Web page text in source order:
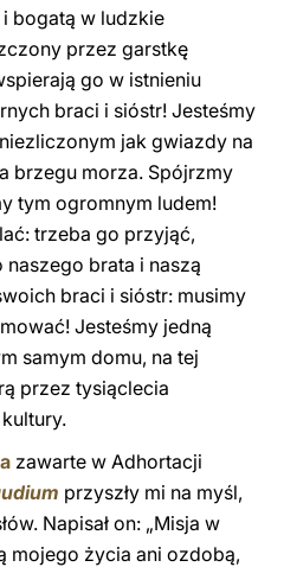
bogatą w ludzkie
przez garstkę
go w istnieniu
braci i sióstr! Jesteśmy
jak gwiazdy na
brzegu morza. Spójrzmy
tym ogromnym ludem!
trzeba go przyjąć,
brata i naszą
braci i sióstr: musimy
Jesteśmy jedną
samym domu, na tej
przez tysiąclecia
zawarte w Adhortacji
przyszły mi na myśl,
Napisał on: „Misja w
mojego życia ani ozdobą,